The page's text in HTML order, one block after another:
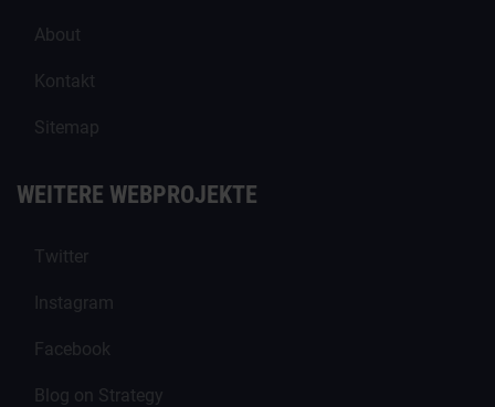
About
Kontakt
Sitemap
WEITERE WEBPROJEKTE
Twitter
Instagram
Facebook
Blog on Strategy